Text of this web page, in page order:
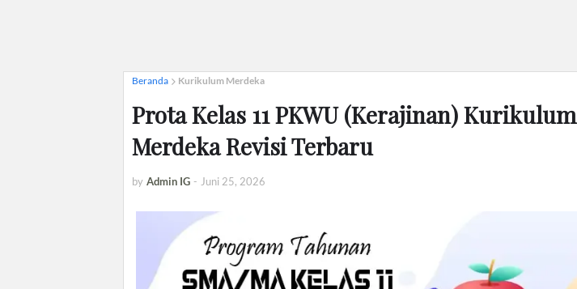
Beranda Kurikulum Merdeka
Prota Kelas 11 PKWU (Kerajinan) Kurikulum
Merdeka Revisi Terbaru
by Admin IG - Juni 25, 2026